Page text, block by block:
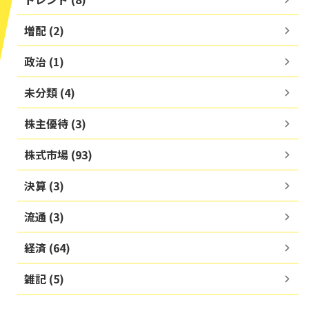
増配 (2)
政治 (1)
未分類 (4)
株主優待 (3)
株式市場 (93)
決算 (3)
流通 (3)
経済 (64)
雑記 (5)